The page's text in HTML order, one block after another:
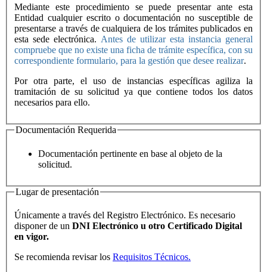
Mediante este procedimiento se puede presentar ante esta
Entidad cualquier escrito o documentación no susceptible de
presentarse a través de cualquiera de los trámites publicados en
esta sede electrónica. Antes de utilizar esta instancia general
compruebe que no existe una ficha de trámite específica, con su
correspondiente formulario, para la gestión que desee realizar.
Por otra parte, el uso de instancias específicas agiliza la
tramitación de su solicitud ya que contiene todos los datos
necesarios para ello.
Documentación Requerida
Documentación pertinente en base al objeto de la
solicitud.
Lugar de presentación
Únicamente a través del Registro Electrónico. Es necesario
disponer de un DNI Electrónico u otro Certificado Digital
en vigor.
Se recomienda revisar los Requisitos Técnicos.